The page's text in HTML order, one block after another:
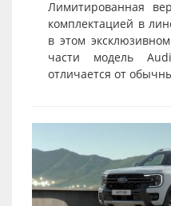
Лимитированная
комплектацией в
в этом
части модель
отличается от